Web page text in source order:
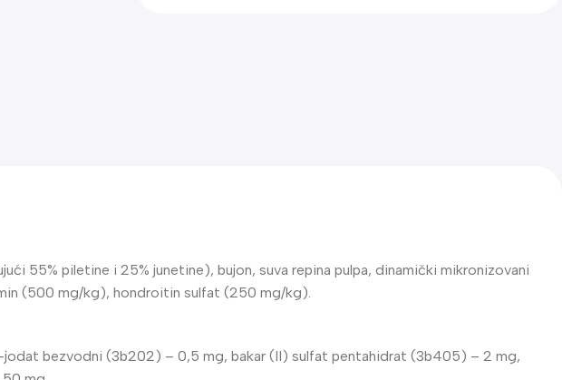
55% piletine i 25% junetine), bujon, suva repina pulpa, dinamički mikronizovani
(500 mg/kg), hondroitin sulfat (250 mg/kg).
bezvodni (3b202) – 0,5 mg, bakar (II) sulfat pentahidrat (3b405) – 2 mg,